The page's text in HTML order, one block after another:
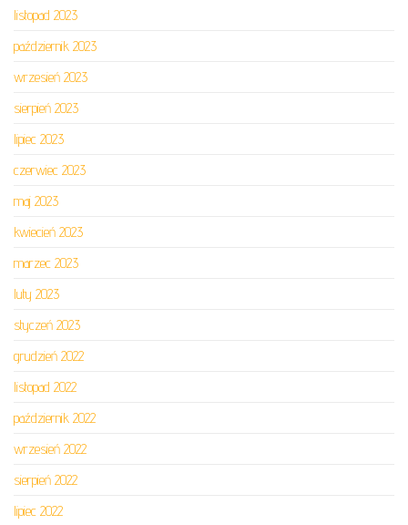
listopad 2023
październik 2023
wrzesień 2023
sierpień 2023
lipiec 2023
czerwiec 2023
maj 2023
kwiecień 2023
marzec 2023
luty 2023
styczeń 2023
grudzień 2022
listopad 2022
październik 2022
wrzesień 2022
sierpień 2022
lipiec 2022